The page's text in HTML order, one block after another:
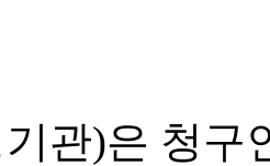
관)은 청구